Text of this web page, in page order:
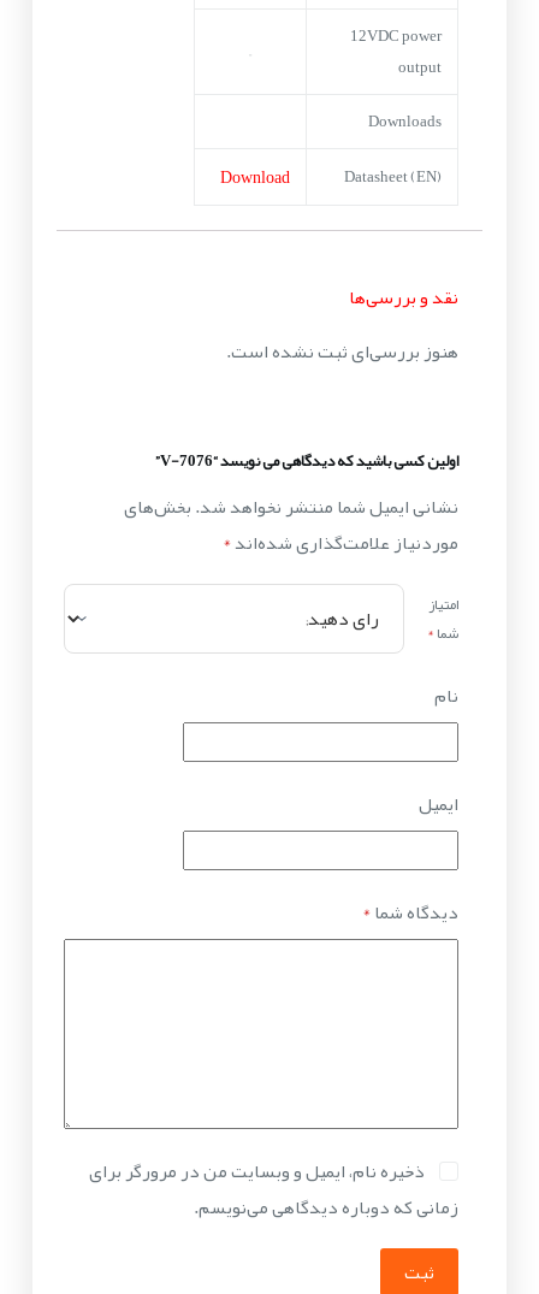
12VDC power
output
–
Downloads
Datasheet (EN)
Download
نقد و بررسی‌ها
هنوز بررسی‌ای ثبت نشده است.
اولین کسی باشید که دیدگاهی می نویسد “V-7076”
نشانی ایمیل شما منتشر نخواهد شد.بخش‌های
موردنیاز علامت‌گذاری شده‌اند*
امتیاز
شما*
نام
ایمیل
دیدگاه شما*
ذخیره نام، ایمیل و وبسایت من در مرورگر برای
زمانی که دوباره دیدگاهی می‌نویسم.
ثبت